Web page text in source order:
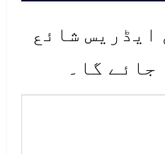
ایڈریس شائع
جائے گا۔